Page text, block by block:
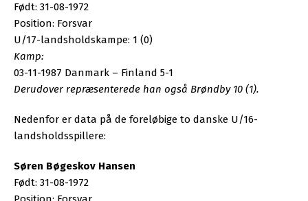
Født: 31-08-1972
Position: Forsvar
U/17-landsholdskampe: 1 (0)
Kamp:
03-11-1987 Danmark – Finland 5-1
Derudover repræsenterede han også Brøndby 10 (1).
Nedenfor er data på de foreløbige to danske U/16-
landsholdsspillere:
Søren Bøgeskov Hansen
Født: 31-08-1972